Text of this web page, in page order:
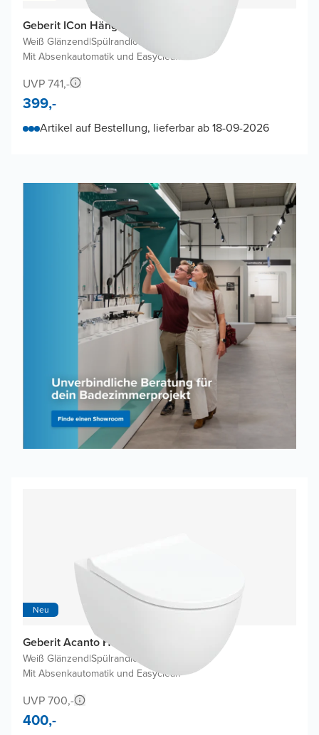
Geberit ICon Hänge WC
Weiß Glänzend|Spülrandlos
Mit Absenkautomatik und Easyclean
UVP 741,-
399,-
Artikel auf Bestellung, lieferbar ab 18-09-2026
Neu
Geberit Acanto Hänge WC
Weiß Glänzend|Spülrandlos
Mit Absenkautomatik und Easyclean
UVP 700,-
400,-